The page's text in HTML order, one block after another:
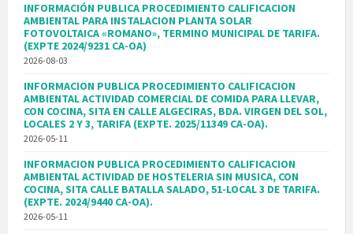
INFORMACIÓN PUBLICA PROCEDIMIENTO CALIFICACION
AMBIENTAL PARA INSTALACION PLANTA SOLAR
FOTOVOLTAICA «ROMANO», TERMINO MUNICIPAL DE TARIFA.
(EXPTE 2024/9231 CA-OA)
2026-08-03
INFORMACION PUBLICA PROCEDIMIENTO CALIFICACION
AMBIENTAL ACTIVIDAD COMERCIAL DE COMIDA PARA LLEVAR,
CON COCINA, SITA EN CALLE ALGECIRAS, BDA. VIRGEN DEL SOL,
LOCALES 2 Y 3, TARIFA (EXPTE. 2025/11349 CA-OA).
2026-05-11
INFORMACION PUBLICA PROCEDIMIENTO CALIFICACION
AMBIENTAL ACTIVIDAD DE HOSTELERIA SIN MUSICA, CON
COCINA, SITA CALLE BATALLA SALADO, 51-LOCAL 3 DE TARIFA.
(EXPTE. 2024/9440 CA-OA).
2026-05-11